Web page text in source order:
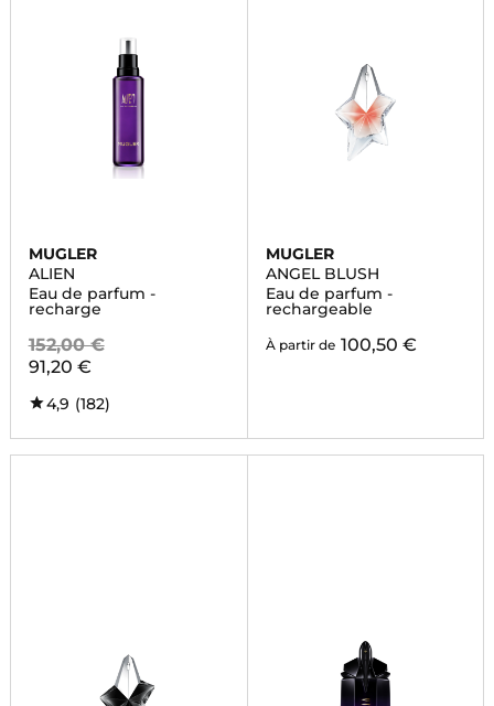
MUGLER
ALIEN
Eau de parfum -
recharge
152,00 €
91,20 €
4,9 (182)
MUGLER
ANGEL BLUSH
Eau de parfum -
rechargeable
À partir de 100,50 €